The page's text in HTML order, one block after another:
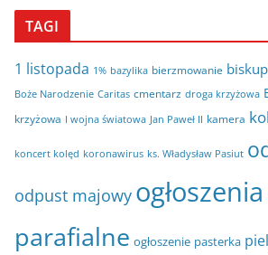
c
w
a
TAGI
1 listopada 1% bazylika bierzmowanie
Boże Narodzenie Caritas cmentarz droga krzyżowa
krzyżowa I wojna światowa Jan Paweł II kamera
koncert kolęd koronawirus ks. Władysław Pasiut
odpust majowy ogłoszenia
parafialne ogłoszenie pasterka